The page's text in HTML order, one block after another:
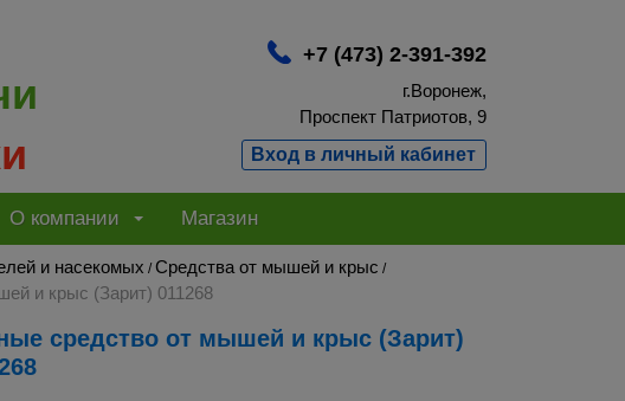
+7 (473) 2-391-392
г.Воронеж,
Проспект Патриотов, 9
Вход в личный кабинет
О компании Магазин
и насекомых /Средства от мышей и крыс /
и крыс (Зарит) 011268